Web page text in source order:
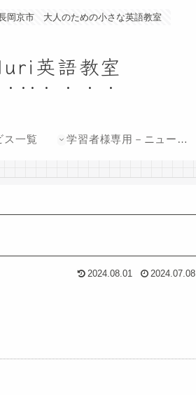
岡京市 大人のための小さな英語教室
英語教室
ス一覧 学習者様専用－ニュース
英語音源
2024.08.01 2024.07.08